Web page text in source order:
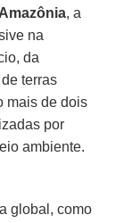
, a
na
da
terras
mais de dois
por
ambiente.
global, como